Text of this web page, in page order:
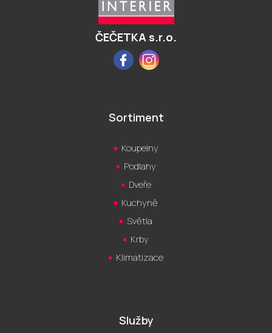
ČEČETKA s.r.o.
FacebookInstagram
Sortiment
Koupelny
Podlahy
Dveře
Kuchyně
Světla
Krby
Klimatizace
Služby